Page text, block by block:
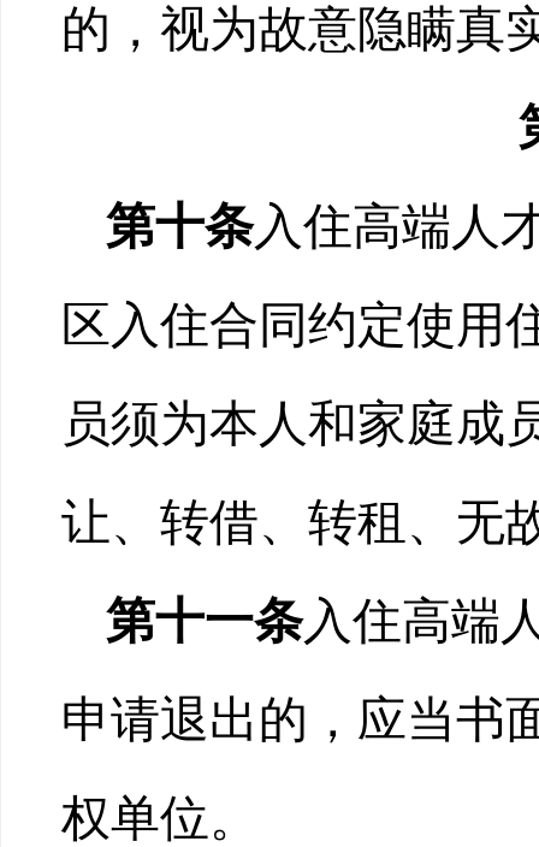
的，视为故意隐瞒真
第十条入住高端人
区入住合同约定使用
员须为本人和家庭成
让、转借、转租、无
第十一条入住高端
申请退出的，应当书
权单位。